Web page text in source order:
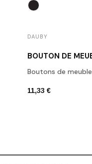
DAUBY
Boutons de meuble
11,33 €